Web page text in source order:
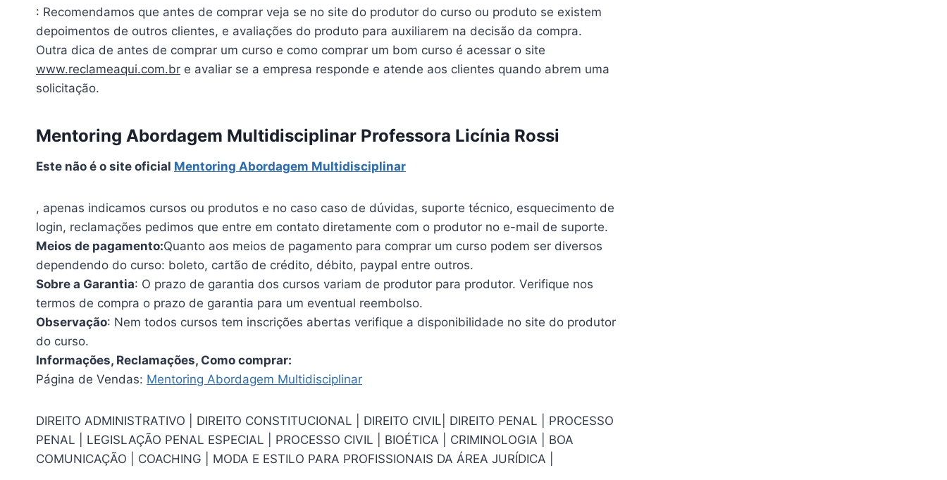
: Recomendamos que antes de comprar veja se no site do produtor do curso ou produto se existem
depoimentos de outros clientes, e avaliações do produto para auxiliarem na decisão da compra.
Outra dica de antes de comprar um curso e como comprar um bom curso é acessar o site
www.reclameaqui.com.br e avaliar se a empresa responde e atende aos clientes quando abrem uma
solicitação.
Mentoring Abordagem Multidisciplinar Professora Licínia Rossi
Este não é o site oficial Mentoring Abordagem Multidisciplinar
, apenas indicamos cursos ou produtos e no caso caso de dúvidas, suporte técnico, esquecimento de
login, reclamações pedimos que entre em contato diretamente com o produtor no e-mail de suporte.
Meios de pagamento:Quanto aos meios de pagamento para comprar um curso podem ser diversos
dependendo do curso: boleto, cartão de crédito, débito, paypal entre outros.
Sobre a Garantia: O prazo de garantia dos cursos variam de produtor para produtor. Verifique nos
termos de compra o prazo de garantia para um eventual reembolso.
Observação: Nem todos cursos tem inscrições abertas verifique a disponibilidade no site do produtor
do curso.
Informações, Reclamações, Como comprar:
Página de Vendas: Mentoring Abordagem Multidisciplinar
DIREITO ADMINISTRATIVO | DIREITO CONSTITUCIONAL | DIREITO CIVIL| DIREITO PENAL | PROCESSO
PENAL | LEGISLAÇÃO PENAL ESPECIAL | PROCESSO CIVIL | BIOÉTICA | CRIMINOLOGIA | BOA
COMUNICAÇÃO | COACHING | MODA E ESTILO PARA PROFISSIONAIS DA ÁREA JURÍDICA |